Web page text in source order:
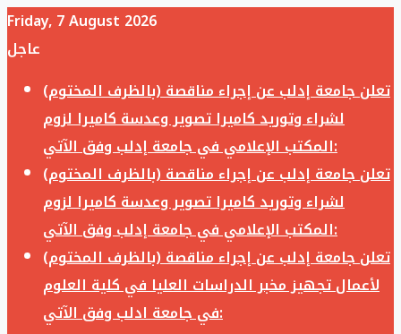
Friday, 7 August 2026
عاجل
تعلن جامعة إدلب عن إجراء مناقصة (بالظرف المختوم)
لشراء وتوريد كاميرا تصوير وعدسة كاميرا لزوم
المكتب الإعلامي في جامعة إدلب وفق الآتي:
تعلن جامعة إدلب عن إجراء مناقصة (بالظرف المختوم)
لشراء وتوريد كاميرا تصوير وعدسة كاميرا لزوم
المكتب الإعلامي في جامعة إدلب وفق الآتي:
تعلن جامعة إدلب عن إجراء مناقصة (بالظرف المختوم)
لأعمال تجهيز مخبر الدراسات العليا في كلية العلوم
في جامعة ادلب وفق الآتي: